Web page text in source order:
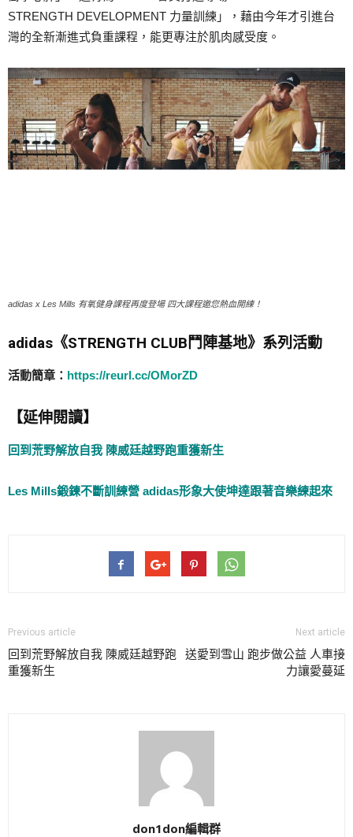
STRENGTH DEVELOPMENT 力量訓練」，藉由今年才引進台
灣的全新漸進式負重課程，能更專注於肌肉感受度。
adidas x Les Mills 有氧健身課程再度登場 四大課程邀您熱血開練！
adidas《STRENGTH CLUB鬥陣基地》系列活動
活動簡章： https://reurl.cc/OMorZD
【延伸閱讀】
回到荒野解放自我 陳威廷越野跑重獲新生
Les Mills鍛鍊不斷訓練營 adidas形象大使坤達跟著音樂練起來
Previous article
回到荒野解放自我 陳威廷越野跑
重獲新生
Next article
送愛到雪山 跑步做公益 人車接
力讓愛蔓延
don1don編輯群